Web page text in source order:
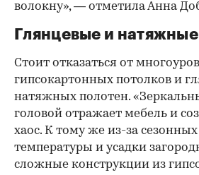
волокну», — отметила Анна
Глянцевые и
Стоит отказаться от
гипсокартонных потолков и
натяжных полотен.
головой отражает мебель и
хаос. К тому же из-за
температуры и усадки
сложные конструкции из